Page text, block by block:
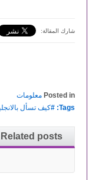
شارك المقالة:
Posted in معلومات
Tags: #
كيف تسأل
Related posts